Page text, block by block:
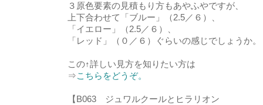
３原色要素の見積もり方もあやふやですが、
上下合わせて「ブルー」（2.5／６）、
「イエロー」（2.5／６）、
「レッド」（０／６）ぐらいの感じでしょうか。
この↑詳しい見方を知りたい方は
⇒こちらをどうぞ。
【B063 ジュワルクールとヒラリオン